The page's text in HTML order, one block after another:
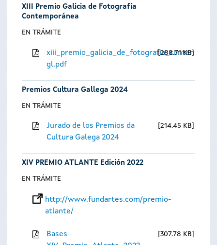
XIII Premio Galicia de Fotografía
Contemporánea
EN TRÁMITE
gl.pdf
288.71 KB
Premios Cultura Gallega 2024
EN TRÁMITE
Jurado de los Premios da
Cultura Galega 2024
214.45 KB
XIV PREMIO ATLANTE Edición 2022
EN TRÁMITE
http://www.fundartes.com/premio-
atlante/
Bases
307.78 KB